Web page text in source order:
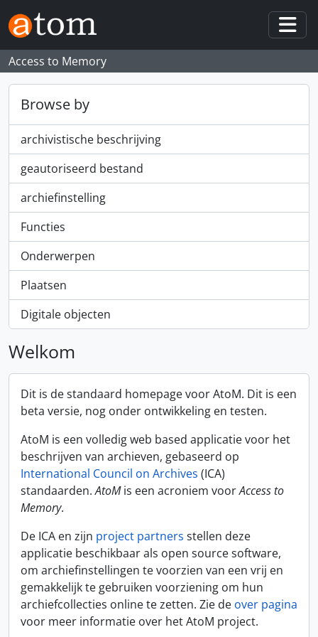
Skip to main content
Access to Memory
Browse by
archivistische beschrijving
geautoriseerd bestand
archiefinstelling
Functies
Onderwerpen
Plaatsen
Digitale objecten
Welkom
Dit is de standaard homepage voor AtoM. Dit is een
beta versie, nog onder ontwikkeling en testen.
AtoM is een volledig web based applicatie voor het
beschrijven van archieven, gebaseerd op
International Council on Archives (ICA)
standaarden.AtoMis een acroniem voorAccess to
Memory.
De ICA en zijn project partners stellen deze
applicatie beschikbaar als open source software,
om archiefinstellingen te voorzien van een vrij en
gemakkelijk te gebruiken voorziening om hun
archiefcollecties online te zetten. Zie de over pagina
voor meer informatie over het AtoM project.